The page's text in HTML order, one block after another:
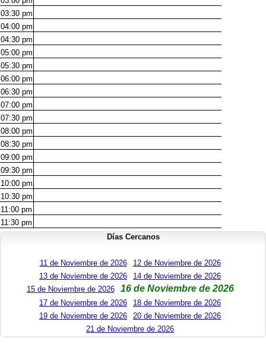
03:30 pm
04:00 pm
04:30 pm
05:00 pm
05:30 pm
06:00 pm
06:30 pm
07:00 pm
07:30 pm
08:00 pm
08:30 pm
09:00 pm
09:30 pm
10:00 pm
10:30 pm
11:00 pm
11:30 pm
Días Cercanos
11 de Noviembre de 2026
12 de Noviembre de 2026
13 de Noviembre de 2026
14 de Noviembre de 2026
15 de Noviembre de 2026
16 de Noviembre de 2026
17 de Noviembre de 2026
18 de Noviembre de 2026
19 de Noviembre de 2026
20 de Noviembre de 2026
21 de Noviembre de 2026